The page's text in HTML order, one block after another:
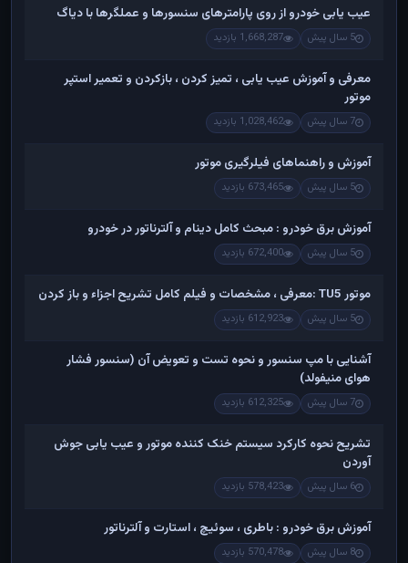
عیب یابی خودرو از روی پارامترهای سنسورها و عملگرها با دیاگ
5 سال پیش 1,668,287 بازدید
معرفی و آموزش عیب یابی ، تمیز کردن ، بازکردن و تعمیر استپر
موتور
7 سال پیش 1,028,462 بازدید
آموزش و راهنماهای فیلرگیری موتور
5 سال پیش 673,465 بازدید
آموزش برق خودرو : مبحث کامل دینام و آلترناتور در خودرو
5 سال پیش 672,400 بازدید
موتور TU5 :معرفی ، مشخصات و فیلم کامل تشریح اجزاء و باز کردن
5 سال پیش 612,923 بازدید
آشنایی با مپ سنسور و نحوه تست و تعویض آن (سنسور فشار
هوای منیفولد)
7 سال پیش 612,325 بازدید
تشریح نحوه کارکرد سیستم خنک کننده موتور و عیب یابی جوش
آوردن
6 سال پیش 578,423 بازدید
آموزش برق خودرو : باطری ، سوئیچ ، استارت و آلترناتور
8 سال پیش 570,478 بازدید